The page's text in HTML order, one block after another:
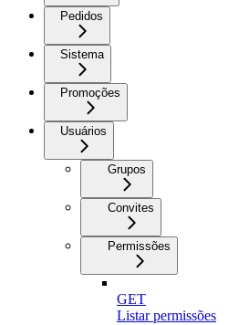
Pedidos
Sistema
Promoções
Usuários
Grupos
Convites
Permissões
GET
Listar permissões